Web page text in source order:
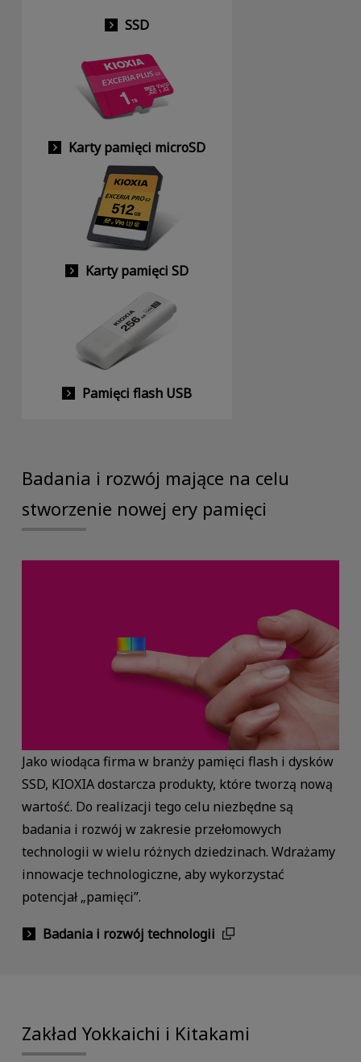
SSD
Karty pamięci microSD
Karty pamięci SD
Pamięci flash USB
Badania i rozwój mające na celu
stworzenie nowej ery pamięci
Jako wiodąca firma w branży pamięci flash i dysków
SSD, KIOXIA dostarcza produkty, które tworzą nową
wartość. Do realizacji tego celu niezbędne są
badania i rozwój w zakresie przełomowych
technologii w wielu różnych dziedzinach. Wdrażamy
innowacje technologiczne, aby wykorzystać
potencjał „pamięci”.
Badania i rozwój technologii
Zakład Yokkaichi i Kitakami